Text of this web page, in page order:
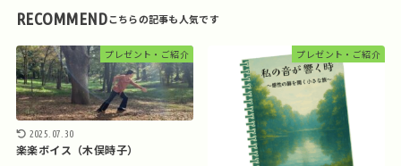
RECOMMEND
プレゼント・ご紹介
2025.07.30
楽楽ボイス（木俣時子）
プレゼント・ご紹介